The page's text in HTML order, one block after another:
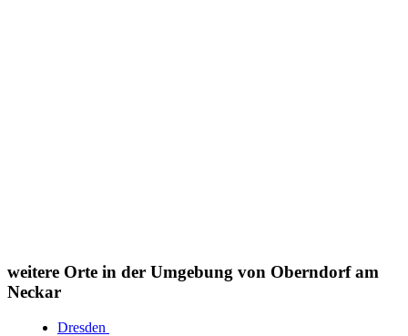
weitere Orte in der Umgebung von Oberndorf am
Neckar
Dresden